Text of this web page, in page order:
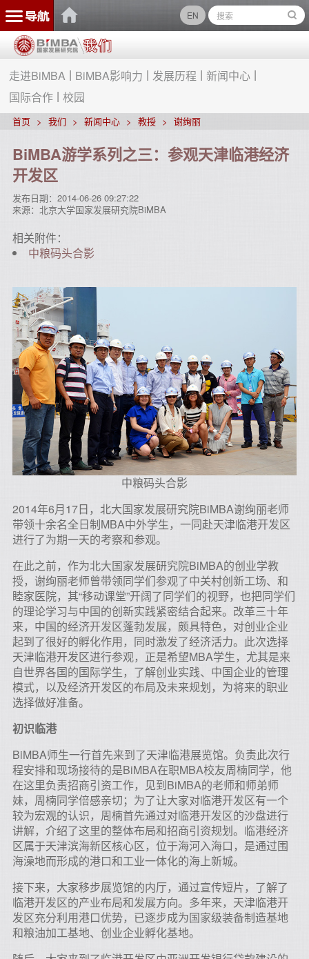
EN
走进BiMBA BiMBA影响力 发展历程
新闻中心
国际合作
校园
首页 我们 新闻中心 教授 谢绚丽
BiMBA游学系列之三：参观天津临港经济
开发区
发布日期： 2014-06-26 09:27:22
来源： 北京大学国家发展研究院BiMBA
相关附件：
中粮码头合影
中粮码头合影
2014年6月17日，北大国家发展研究院BiMBA谢绚丽老师
带领十余名全日制MBA中外学生，一同赴天津临港开发区
进行了为期一天的考察和参观。
在此之前，作为北大国家发展研究院BiMBA的创业学教
授，谢绚丽老师曾带领同学们参观了中关村创新工场、和
睦家医院，其“移动课堂”开阔了同学们的视野，也把同学们
的理论学习与中国的创新实践紧密结合起来。改革三十年
来，中国的经济开发区蓬勃发展，颇具特色，对创业企业
起到了很好的孵化作用，同时激发了经济活力。此次选择
天津临港开发区进行参观，正是希望MBA学生，尤其是来
自世界各国的国际学生，了解创业实践、中国企业的管理
模式，以及经济开发区的布局及未来规划，为将来的职业
选择做好准备。
初识临港
BiMBA师生一行首先来到了天津临港展览馆。负责此次行
程安排和现场接待的是BiMBA在职MBA校友周楠同学，他
在这里负责招商引资工作，见到BiMBA的老师和师弟师
妹，周楠同学倍感亲切；为了让大家对临港开发区有一个
较为宏观的认识，周楠首先通过对临港开发区的沙盘进行
讲解，介绍了这里的整体布局和招商引资规划。临港经济
区属于天津滨海新区核心区，位于海河入海口，是通过围
海澡地而形成的港口和工业一体化的海上新城。
接下来，大家移步展览馆的内厅，通过宣传短片，了解了
临港开发区的产业布局和发展方向。多年来，天津临港开
发区充分利用港口优势，已逐步成为国家级装备制造基地
和粮油加工基地、创业企业孵化基地。